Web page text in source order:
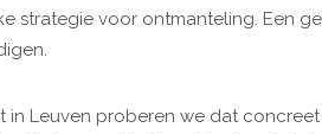
strategie voor ontmanteling. Een
in Leuven proberen we dat concreet